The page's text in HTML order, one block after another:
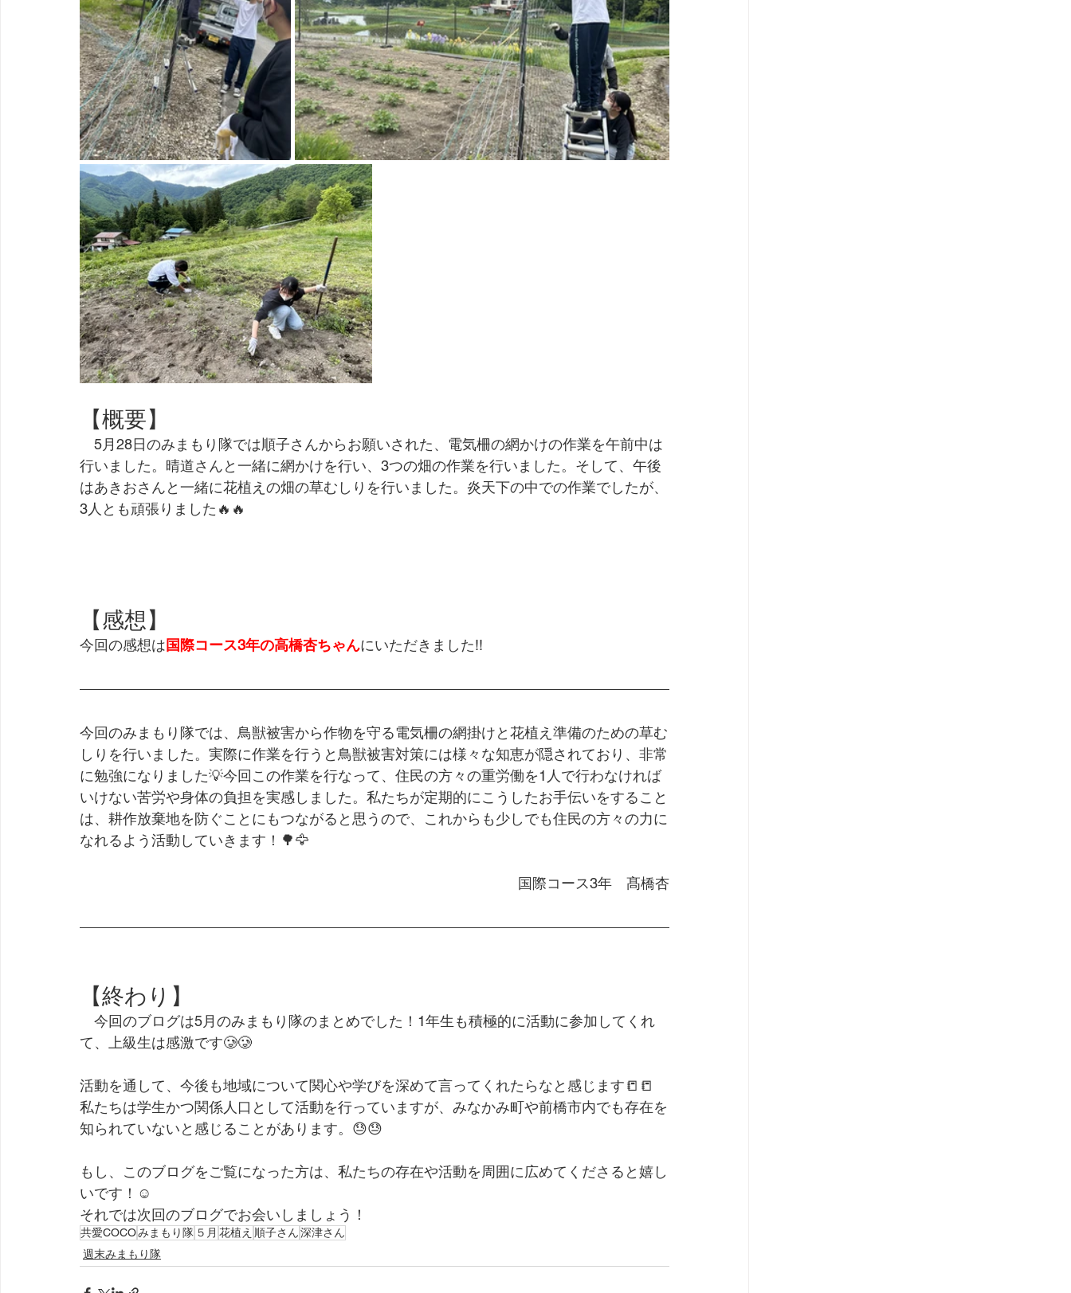
【概要】
5月28日のみまもり隊では順子さんからお願いされた、電気柵の網かけの作業を午前中は
行いました。晴道さんと一緒に網かけを行い、3つの畑の作業を行いました。そして、午後
はあきおさんと一緒に花植えの畑の草むしりを行いました。炎天下の中での作業でしたが、
3人とも頑張りました🔥🔥
【感想】
今回の感想は国際コース3年の高橋杏ちゃんにいただきました!!
今回のみまもり隊では、鳥獣被害から作物を守る電気柵の網掛けと花植え準備のための草む
しりを行いました。実際に作業を行うと鳥獣被害対策には様々な知恵が隠されており、非常
に勉強になりました💡今回この作業を行なって、住民の方々の重労働を1人で行わなければ
いけない苦労や身体の負担を実感しました。私たちが定期的にこうしたお手伝いをすること
は、耕作放棄地を防ぐことにもつながると思うので、これからも少しでも住民の方々の力に
なれるよう活動していきます！🌳🦅
国際コース3年　髙橋杏
【終わり】
今回のブログは5月のみまもり隊のまとめでした！1年生も積極的に活動に参加してくれ
て、上級生は感激です🥲🥲
活動を通して、今後も地域について関心や学びを深めて言ってくれたらなと感じます📒📒
私たちは学生かつ関係人口として活動を行っていますが、みなかみ町や前橋市内でも存在を
知られていないと感じることがあります。😓😓
もし、このブログをご覧になった方は、私たちの存在や活動を周囲に広めてくださると嬉し
いです！☺️
それでは次回のブログでお会いしましょう！
共愛COCOみまもり隊 ５月 花植え 順子さん深津さん
週末みまもり隊